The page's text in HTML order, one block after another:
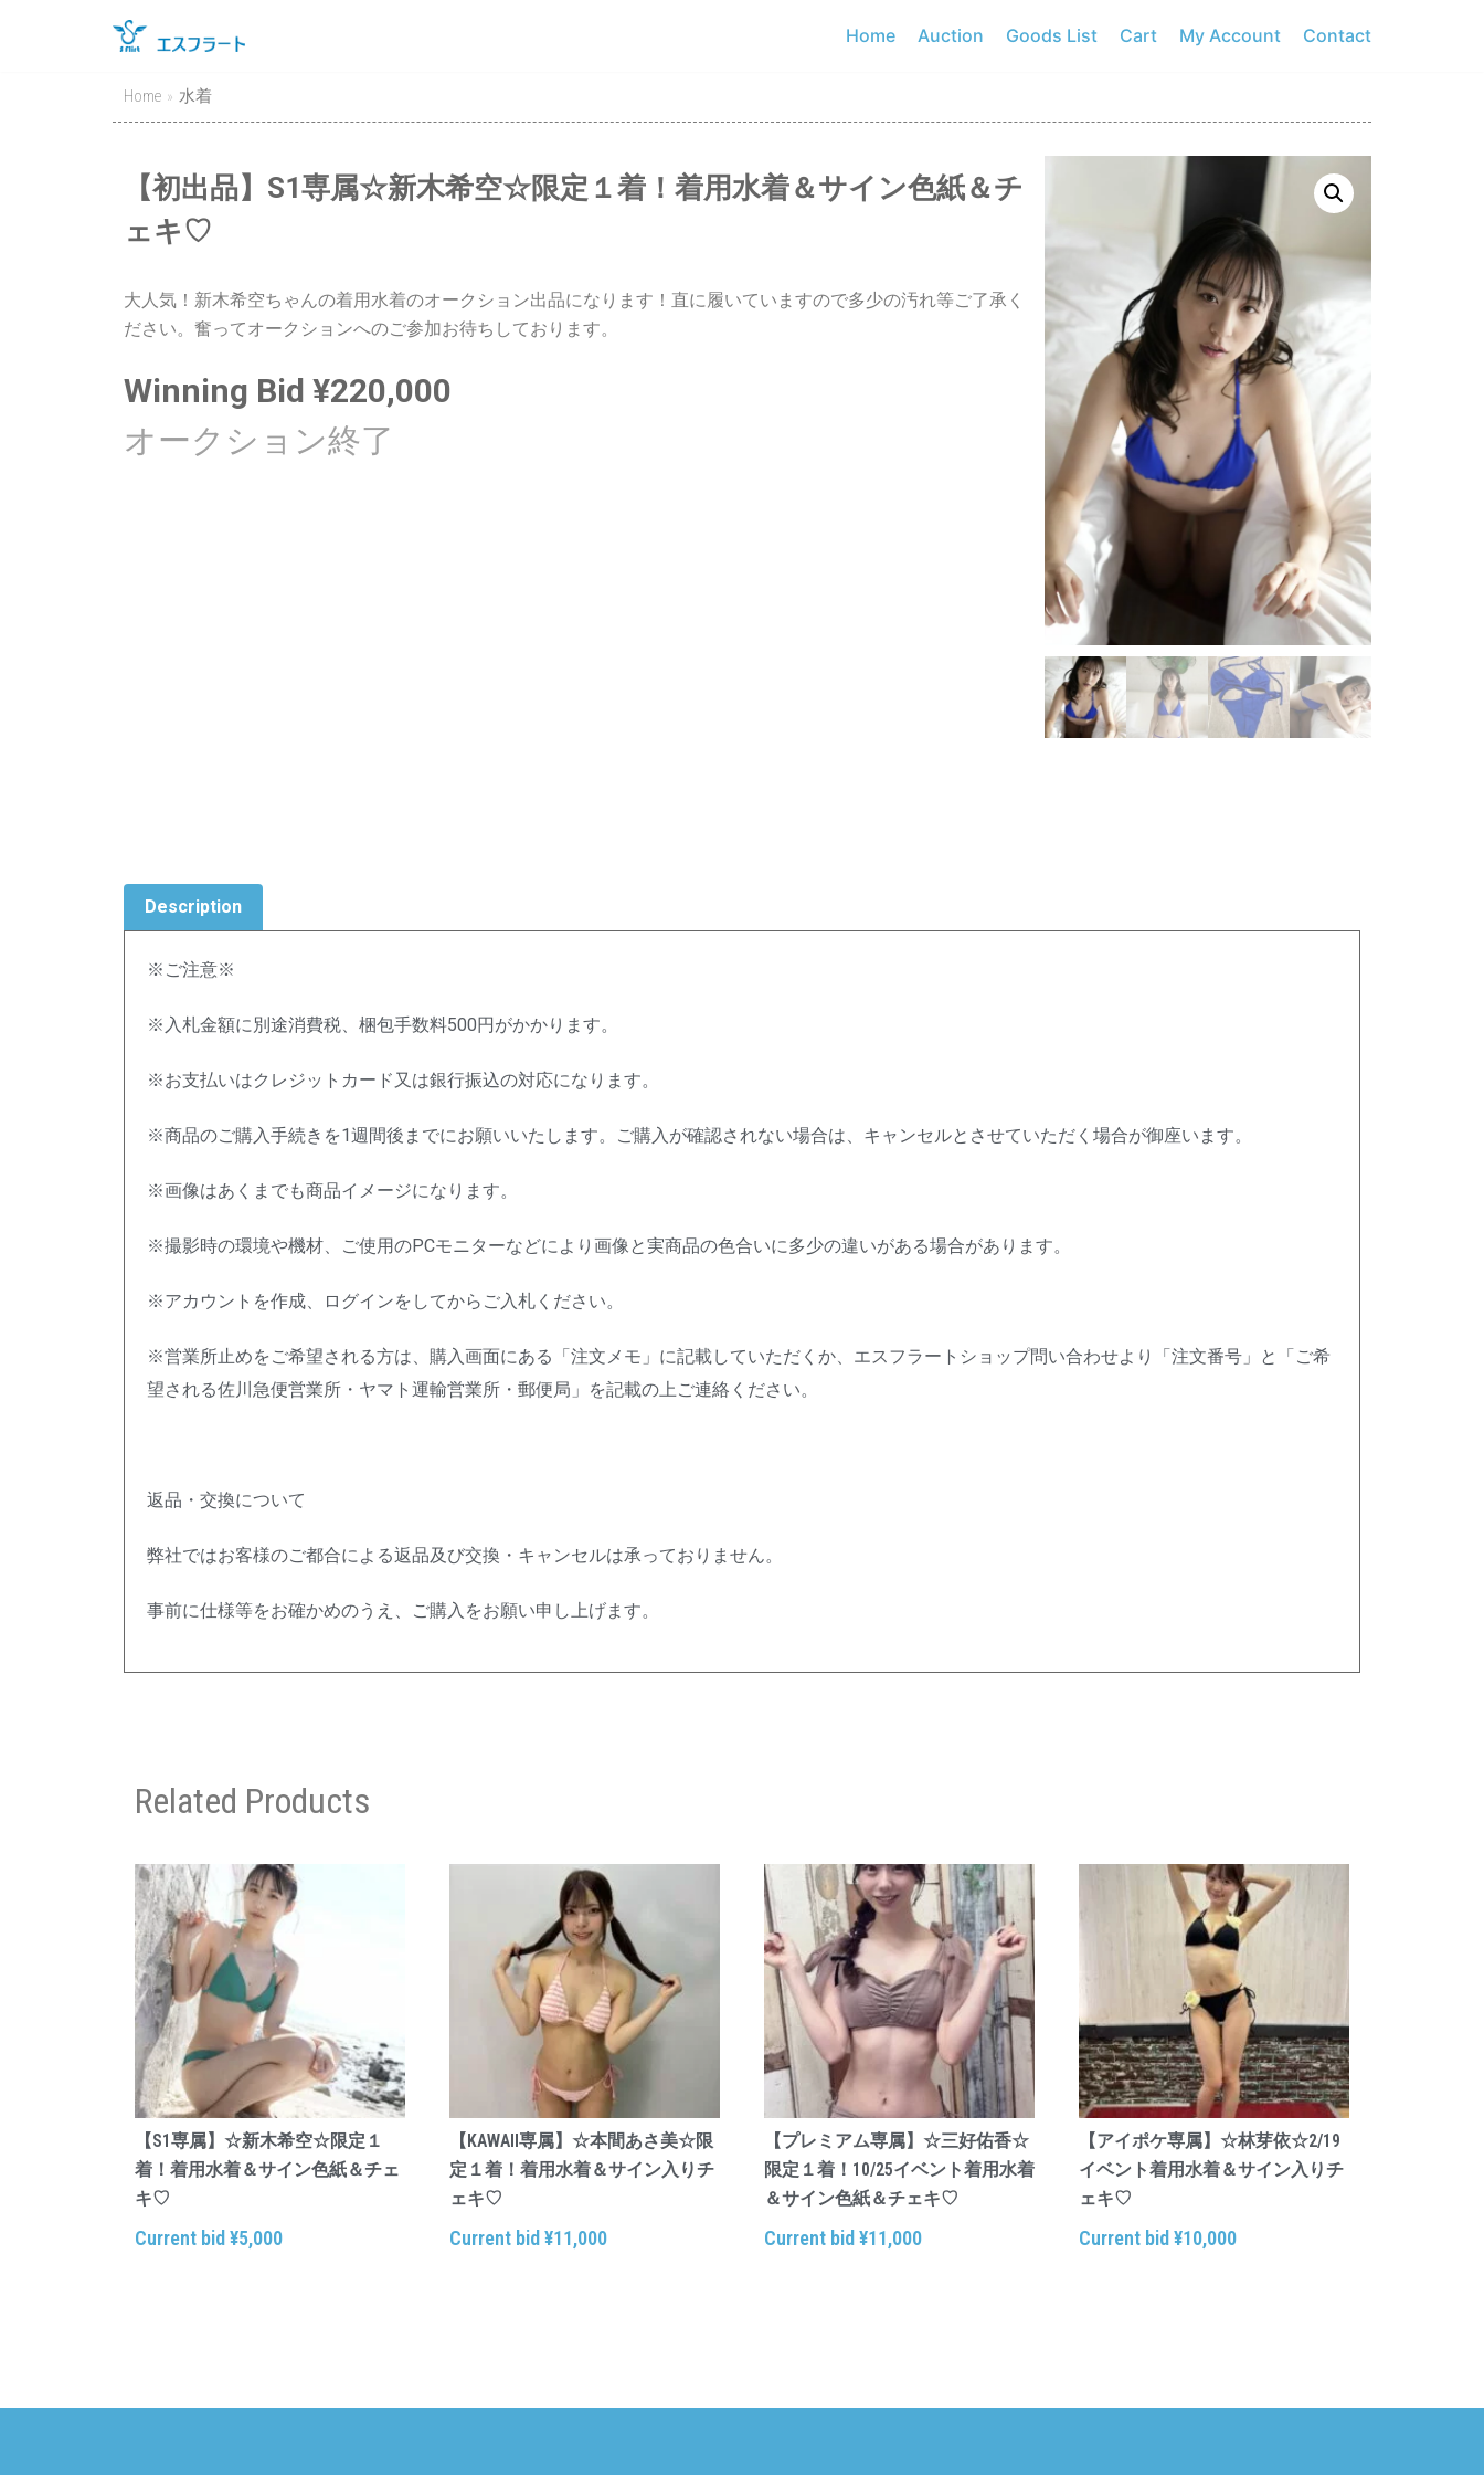
Home Auction Goods List Cart My Account Contact
Home » 水着
【初出品】S1専属☆新木希空☆限定１着！着用水着＆サイン色紙＆チ
ェキ♡
大人気！新木希空ちゃんの着用水着のオークション出品になります！直に履いていますので多少の汚れ等ご了承く
ださい。奮ってオークションへのご参加お待ちしております。
Winning Bid ¥220,000
Description
※ご注意※
※入札金額に別途消費税、梱包手数料500円がかかります。
※お支払いはクレジットカード又は銀行振込の対応になります。
※商品のご購入手続きを1週間後までにお願いいたします。ご購入が確認されない場合は、キャンセルとさせていただく場合が御座います。
※画像はあくまでも商品イメージになります。
※撮影時の環境や機材、ご使用のPCモニターなどにより画像と実商品の色合いに多少の違いがある場合があります。
※アカウントを作成、ログインをしてからご入札ください。
※営業所止めをご希望される方は、購入画面にある「注文メモ」に記載していただくか、エスフラートショップ問い合わせより「注文番号」と「ご希
望される佐川急便営業所・ヤマト運輸営業所・郵便局」を記載の上ご連絡ください。
返品・交換について
弊社ではお客様のご都合による返品及び交換・キャンセルは承っておりません。
事前に仕様等をお確かめのうえ、ご購入をお願い申し上げます。
Related Products
【S1専属】☆新木希空☆限定１
着！着用水着＆サイン色紙＆チェ
キ♡
Current bid¥5,000
【KAWAII専属】☆本間あさ美☆限
定１着！着用水着＆サイン入りチ
ェキ♡
Current bid¥11,000
【プレミアム専属】☆三好佑香☆
限定１着！10/25イベント着用水着
＆サイン色紙＆チェキ♡
Current bid¥11,000
【アイポケ専属】☆林芽依☆2/19
イベント着用水着＆サイン入りチ
ェキ♡
Current bid¥10,000